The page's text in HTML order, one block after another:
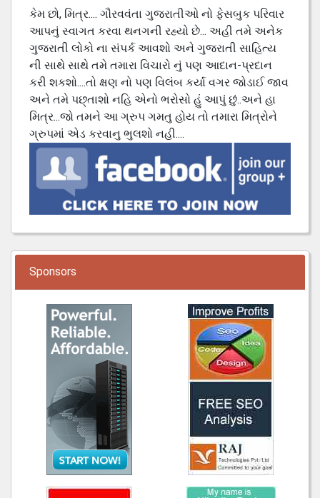
કેમ છો, મિત્ર.... ગૌરવવંતા ગુજરાતીઓ નો ફેસબુક પરિવાર
આપનું સ્વાગત કરવા થનગની રહ્યો છે... અહી તમે અનેક
ગુજરાતી લોકો ના સંપર્ક આવશો અને ગુજરાતી સાહિત્ય
ની સાથે સાથે તમે તમારા વિચારો નું પણ આદાન-પ્રદાન
કરી શકશો....તો ક્ષણ નો પણ વિલંબ કર્યા વગર જોડાઈ જાવ
અને તમે પછ્તાશો નહિ એનો ભરોસો હું આપું છું..અને હા
મિત્ર...જો તમને આ ગ્રુપ ગમતુ હોય તો તમારા મિત્રોને
ગ્રુપમાં એડ કરવાનુ ભુલશો નહી....
Sponsors